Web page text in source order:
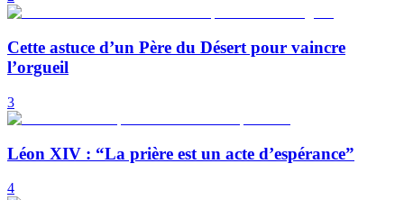
Cette astuce d’un Père du Désert pour vaincre
l’orgueil
3
Léon XIV : “La prière est un acte d’espérance”
4